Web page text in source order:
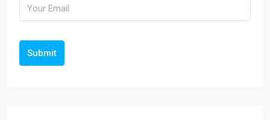
Submit